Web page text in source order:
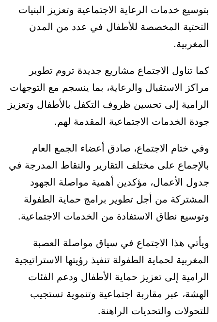
بتوسيع خدمات الرعاية الاجتماعية وتعزيز البنيات
التحتية المخصصة للأطفال في عدد من المدن
المغربية.
كما تناول الاجتماع مشاريع جديدة تروم تطوير
مراكز الاستقبال والرعاية، بما ينسجم مع التوجهات
الرامية إلى تحسين ظروف التكفل بالأطفال وتعزيز
جودة الخدمات الاجتماعية المقدمة لهم.
وفي ختام الاجتماع، صادق أعضاء الجمع العام
بالإجماع على مختلف التقارير والنقاط المدرجة في
جدول الأعمال، مؤكدين أهمية مواصلة الجهود
المشتركة من أجل تطوير برامج حماية الطفولة
وتوسيع نطاق الاستفادة من الخدمات الاجتماعية.
ويأتي هذا الاجتماع في سياق مواصلة العصبة
المغربية لحماية الطفولة تنفيذ رؤيتها الاستراتيجية
الرامية إلى تعزيز حماية الأطفال ودعم الفئات
الهشة، عبر مقاربة اجتماعية وتنموية تستجيب
للتحولات والتحديات الراهنة.